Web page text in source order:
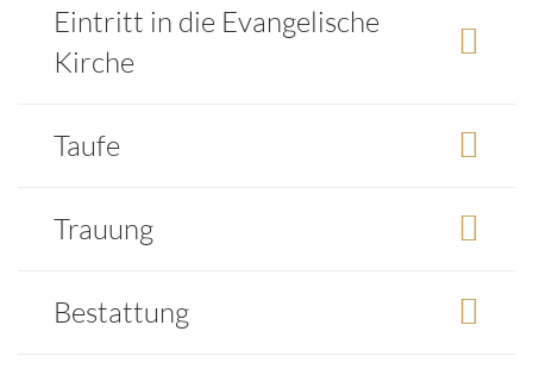
Eintritt in die Evangelische
Kirche
Taufe
Trauung
Bestattung